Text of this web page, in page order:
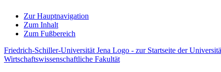
Zur Hauptnavigation
Zum Inhalt
Zum Fußbereich
Friedrich-Schiller-Universität Jena Logo - zur Startseite der
Wirtschaftswissenschaftliche Fakultät